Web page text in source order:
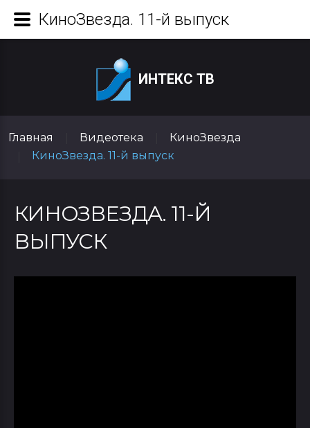
ИНТЕКС ТВ
Главная Видеотека
КиноЗвезда
КиноЗвезда. 11-й выпуск
КИНОЗВЕЗДА. 11-Й
ВЫПУСК
КиноЗвезда. 11-й выпуск